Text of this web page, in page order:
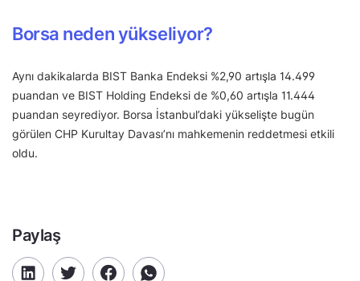
Borsa neden yükseliyor?
Aynı dakikalarda BIST Banka Endeksi %2,90 artışla 14.499
puandan ve BIST Holding Endeksi de %0,60 artışla 11.444
puandan seyrediyor. Borsa İstanbul’daki yükselişte bugün
görülen CHP Kurultay Davası’nı mahkemenin reddetmesi etkili
oldu.
Paylaş